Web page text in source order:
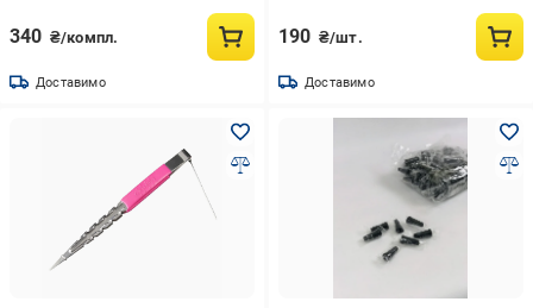
340 ₴/компл.
Доставимо
190 ₴/шт.
Доставимо